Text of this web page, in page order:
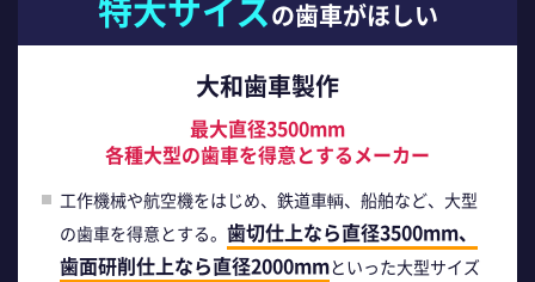
の歯車がほしい
大和歯車製作
最大直径3500mm
各種大型の歯車を得意とするメーカー
工作機械や航空機をはじめ、鉄道車輌、船舶など、大型
の歯車を得意とする。 歯切仕上なら直径3500mm、
歯面研削仕上なら直径2000mmといった大型サイズ